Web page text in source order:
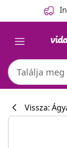
Vissza: